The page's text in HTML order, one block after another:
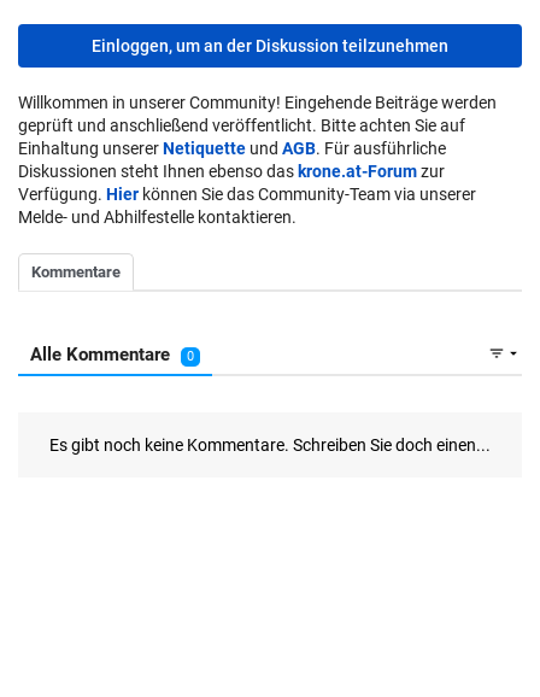
Einloggen, um an der Diskussion teilzunehmen
Willkommen in unserer Community! Eingehende Beiträge werden
geprüft und anschließend veröffentlicht. Bitte achten Sie auf
Einhaltung unsererNetiquette und AGB. Für ausführliche
Diskussionen steht Ihnen ebenso das krone.at-Forumzur
Verfügung. Hier können Sie das Community-Team via unserer
Melde- und Abhilfestelle kontaktieren.